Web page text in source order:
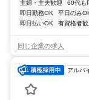
主婦・主夫歓迎
60代も
即日勤務OK
平日のみ
即日払いOK
有資格者歓
同じ企業の求人
アルバ